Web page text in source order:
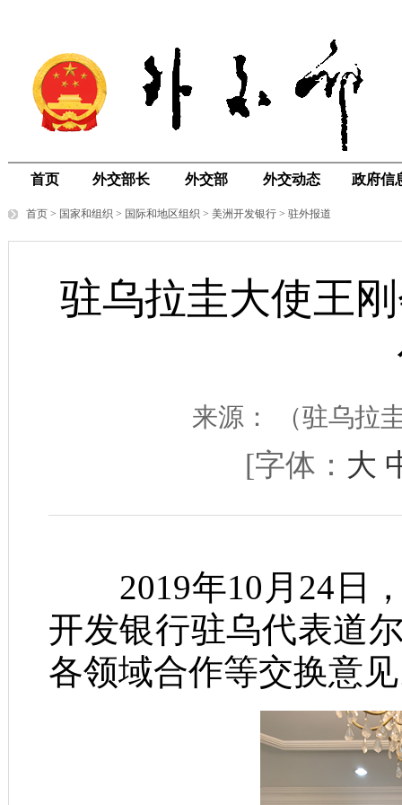
首页 外交部长 外交部 外交动态 政府信
首页 > 国家和组织 > 国际和地区组织 > 美洲开发银行 > 驻外报道
驻乌拉圭大使王
来源： （驻乌拉
[字体： 大
2019年10月24日，
开发银行驻乌代表道
各领域合作等交换意